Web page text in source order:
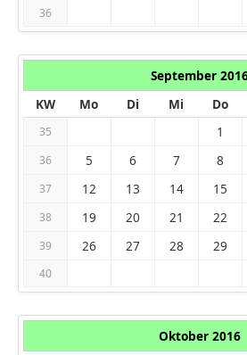
36
September
KW
Mo Di Mi Do
35 1
36 5 6 7 8
37 12 13 14 15
38 19 20 21 22
39 26 27 28 29
40
Oktober 2016